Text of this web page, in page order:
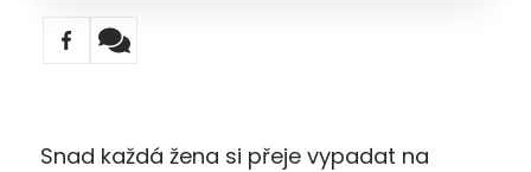
Snad každá žena si přeje vypadat na